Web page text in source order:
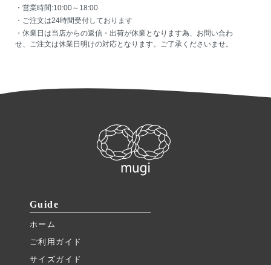
・営業時間:10:00～18:00
・ご注文は24時間受付しております
・休業日は当店からの返信・出荷が休業となります為、お問い合わ
せ、ご注文は休業日明けの対応となります。ご了承くださいませ。
Guide
ホーム
ご利用ガイド
サイズガイド